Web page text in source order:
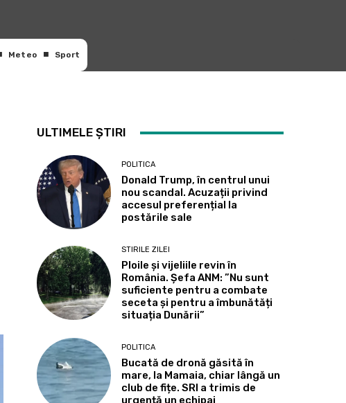
Meteo Sport
ULTIMELE ȘTIRI
POLITICA
Donald Trump, în centrul unui
nou scandal. Acuzații privind
accesul preferențial la
postările sale
STIRILE ZILEI
Ploile și vijeliile revin în
România. Șefa ANM: ”Nu sunt
suficiente pentru a combate
seceta și pentru a îmbunătăți
situația Dunării”
POLITICA
Bucată de dronă găsită în
mare, la Mamaia, chiar lângă un
club de fițe. SRI a trimis de
urgență un echipaj